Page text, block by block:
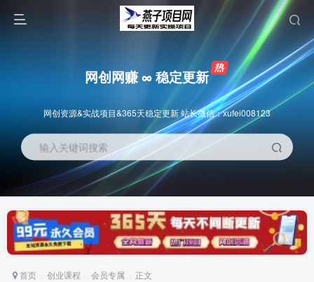
网创网赚 ∞ 稳定更新
网创资源&实战项目&365天稳定更新 站长微信：xufei008123
输入关键词搜索
首页 创业课程 会员专属 正文